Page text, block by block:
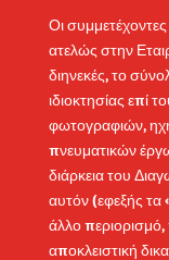
Οι συμμετέχοντες
ατελώς στην
διηνεκές, το
ιδιοκτησίας επί
φωτογραφιών,
πνευματικών
διάρκεια του
αυτόν (εφεξής τα
άλλο περιορισμό,
αποκλειστική